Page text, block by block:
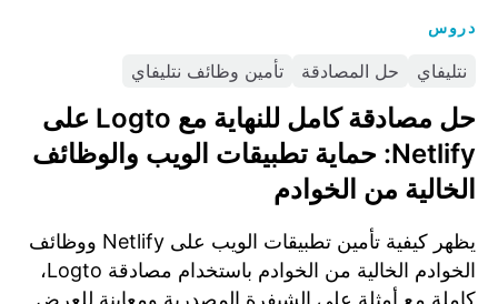
دروس
نتليفاي حل المصادقة تأمين وظائف نتليفاي
حل مصادقة كامل للنهاية مع Logto على
Netlify: حماية تطبيقات الويب والوظائف
الخالية من الخوادم
يظهر كيفية تأمين تطبيقات الويب على Netlify ووظائف
الخوادم الخالية من الخوادم باستخدام مصادقة Logto،